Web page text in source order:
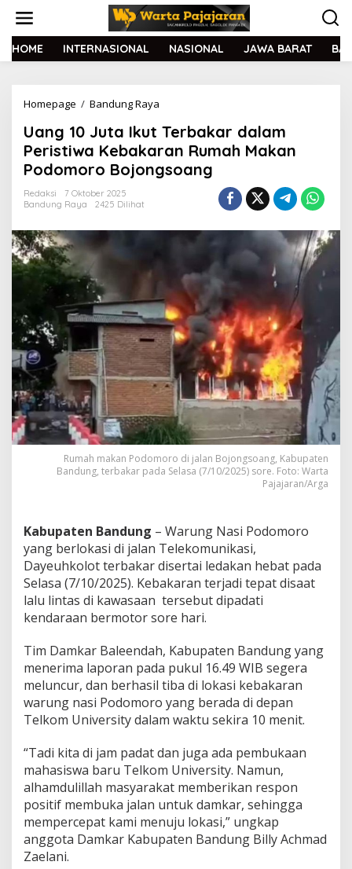
t
HOME INTERNASIONAL NASIONAL JAWA BARAT
Homepage / Bandung Raya
n
g
1
0
a
k
T
e
r
b
a
k
a
d
a
l
a
m
s
t
i
w
a
K
e
a
k
a
r
a
n
u
m
a
h
M
a
k
Uang 10 Juta Ikut Terbakar dalam
Peristiwa Kebakaran Rumah Makan
Podomoro Bojongsoang
Redaksi
7 Oktober 2025
Bandung Raya
2425 Dilihat
Rumah makan Podomoro di jalan Bojongsoang, Kabupaten
Bandung, terbakar pada Selasa (7/10/2025) sore. Foto: Warta
Pajajaran/Arga
Kabupaten Bandung – Warung Nasi Podomoro
yang berlokasi di jalan Telekomunikasi,
Dayeuhkolot terbakar disertai ledakan hebat pada
Selasa (7/10/2025). Kebakaran terjadi tepat disaat
lalu lintas di kawasaan tersebut dipadati
kendaraan bermotor sore hari.
Tim Damkar Baleendah, Kabupaten Bandung yang
menerima laporan pada pukul 16.49 WIB segera
meluncur, dan berhasil tiba di lokasi kebakaran
warung nasi Podomoro yang berada di depan
Telkom University dalam waktu sekira 10 menit.
“Tadi kita di jam padat dan juga ada pembukaan
mahasiswa baru Telkom University. Namun,
alhamdulillah masyarakat memberikan respon
positif membuka jalan untuk damkar, sehingga
mempercepat kami menuju lokasi,” ungkap
anggota Damkar Kabupaten Bandung Billy Achmad
Zaelani.